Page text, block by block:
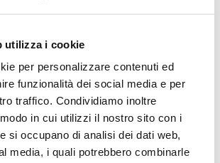
utilizza i cookie
per personalizzare contenuti ed
funzionalità dei social media e per
traffico. Condividiamo inoltre
in cui utilizzi il nostro sito con i
si occupano di analisi dei dati web,
media, i quali potrebbero combinarle
DI CONTATTO